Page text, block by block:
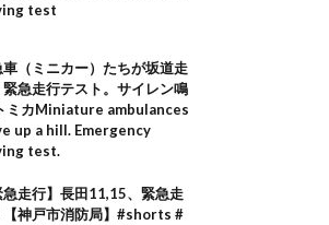
test
車（ミニカー）たちが坂道走
緊急走行テスト。サイレン鳴
ミカMiniature ambulances
up a hill. Emergency
test.
急走行】長田11,15、緊急走
【神戸市消防局】#shorts #